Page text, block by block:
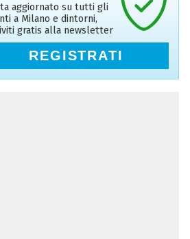
aggiornato su tutti gli
a Milano e dintorni,
gratis alla newsletter
REGISTRATI